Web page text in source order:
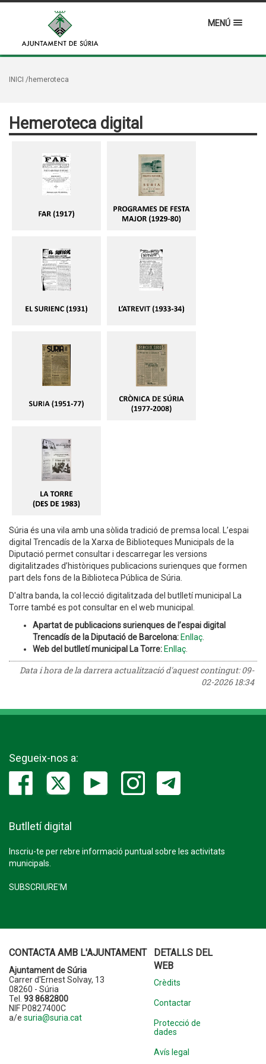
MENÚ
INICI /hemeroteca
Hemeroteca digital
Súria és una vila amb una sòlida tradició de premsa local
. L’espai
digital Trencadís de la Xarxa de Biblioteques Municipals de la
Diputació permet consultar i descarregar les versions
digitalitzades d’històriques publicacions surienques que formen
part dels fons de la Biblioteca Pública de Súria.
D'altra banda, la col·lecció digitalitzada del butlletí municipal La
Torre també es pot consultar en el web municipal.
Apartat de publicacions surienques de l’espai digital
Trencadís de la Diputació de Barcelona: Enllaç
Web del butlletí municipal La Torre: Enllaç
Data i hora de la darrera actualització d'aquest contingut:09-
02-2026 18:34
Segueix-nos a:
Butlletí digital
Inscriu-te per rebre informació puntual sobre les activitats
municipals.
SUBSCRIURE'M
CONTACTA AMB L'AJUNTAMENT
Ajuntament de Súria
Carrer d'Ernest Solvay, 13
08260 - Súria
Tel. 93 8682800
NIF P0827400C
a/e suria@suria.cat
DETALLS DEL
WEB
Crèdits
Contactar
Protecció de
dades
Avís legal